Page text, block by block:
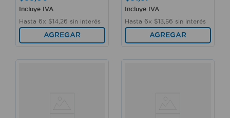
Incluye IVA
Hasta 6x $14 26 sin interés
AGREGAR
Incluye IVA
Hasta 6x $13 56 sin interés
AGREGAR